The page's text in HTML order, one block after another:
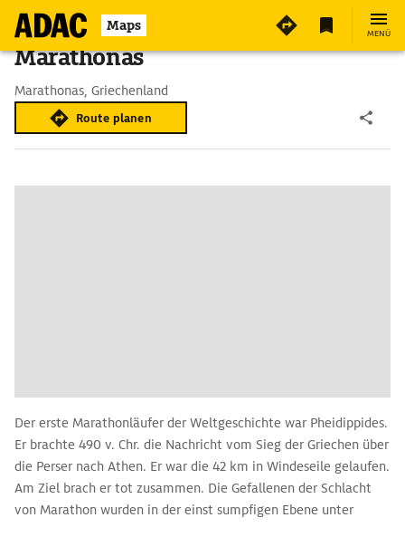
Maps MENÜ
Marathonas
Marathonas, Griechenland
Route planen
Der erste Marathonläufer der Weltgeschichte war Pheidippides.
Er brachte 490 v. Chr. die Nachricht vom Sieg der Griechen über
die Perser nach Athen. Er war die 42 km in Windeseile gelaufen.
Am Ziel brach er tot zusammen. Die Gefallenen der Schlacht
von Marathon wurden in der einst sumpfigen Ebene unter